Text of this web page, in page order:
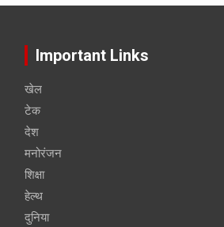
Important Links
खेल
टेक
देश
मनोरंजन
शिक्षा
हेल्‍थ
दुनिया